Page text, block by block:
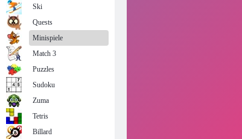
Ski
Quests
Minispiele
Match 3
Puzzles
Sudoku
Zuma
Tetris
Billard